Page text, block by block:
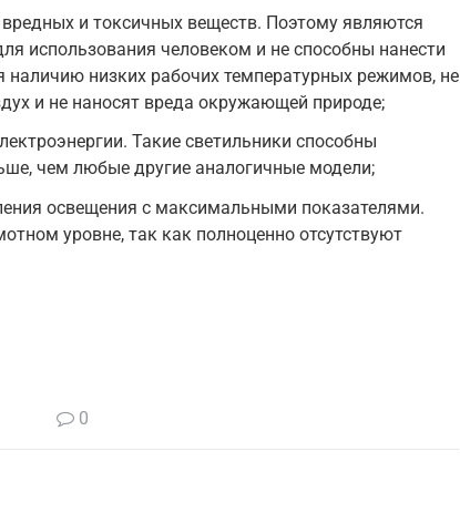
и токсичных веществ. Поэтому являются
использования человеком и не способны нанести
наличию низких рабочих температурных режимов, не
и не наносят вреда окружающей природе;
Такие светильники способны
чем любые другие аналогичные модели;
освещения с максимальными показателями.
уровне, так как полноценно отсутствуют
0